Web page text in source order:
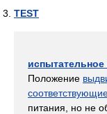
TEST
Положение
питания, но не